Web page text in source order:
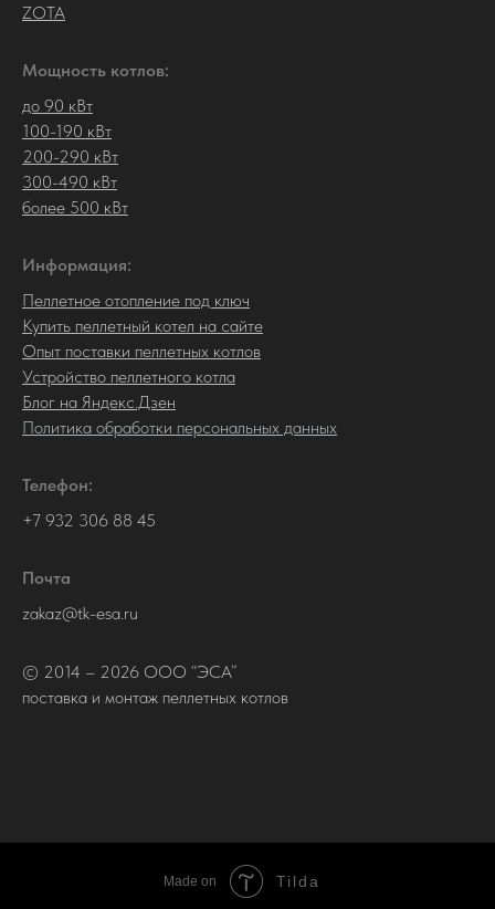
ZOTA
Мощность котлов:
до 90 кВт
100-190 кВт
200-290 кВт
300-490 кВт
более 500 кВт
Информация:
Пеллетное отопление под ключ
Купить пеллетный котел на сайте
Опыт поставки пеллетных котлов
Устройство пеллетного котла
Блог на Яндекс.Дзен
Политика обработки персональных данных
Телефон:
+7 932 306 88 45
Почта
zakaz@tk-esa.ru
© 2014 – 2026 ООО “ЭСА”
поставка и монтаж пеллетных котлов
Made on Tilda